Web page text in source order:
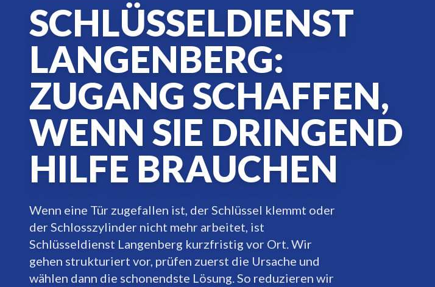
SCHLÜSSELDIENST
LANGENBERG:
ZUGANG SCHAFFEN,
WENN SIE DRINGEND
HILFE BRAUCHEN
Wenn eine Tür zugefallen ist, der Schlüssel klemmt oder
der Schlosszylinder nicht mehr arbeitet, ist
Schlüsseldienst Langenberg kurzfristig vor Ort. Wir
gehen strukturiert vor, prüfen zuerst die Ursache und
wählen dann die schonendste Lösung. So reduzieren wir